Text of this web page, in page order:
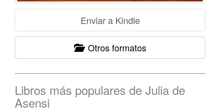
Otros formatos
Libros más populares de Julia de
Asensi